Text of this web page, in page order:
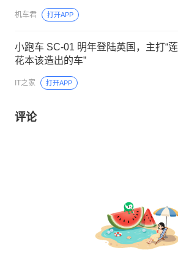
机车君 打开APP
小跑车 SC-01 明年登陆英国，主打“莲
花本该造出的车”
IT之家 打开APP
评论